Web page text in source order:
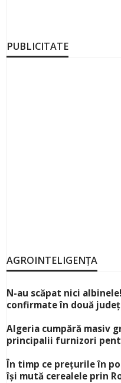
PUBLICITATE
AGROINTELIGENȚA
N-au scăpat nici
confirmate în două
Algeria cumpără masiv
principalii furnizori
În timp ce prețurile în
își mută cerealele prin